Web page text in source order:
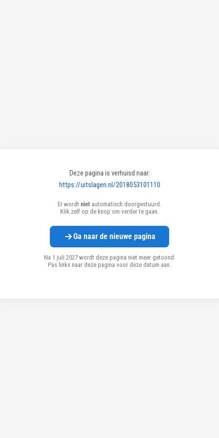
Deze pagina is verhuisd naar:
https://uitslagen.nl/2018053101110
Er wordt niet automatisch doorgestuurd.
Klik zelf op de knop om verder te gaan.
Ga naar de nieuwe pagina
Na 1 juli 2027 wordt deze pagina niet meer getoond.
Pas links naar deze pagina voor deze datum aan.